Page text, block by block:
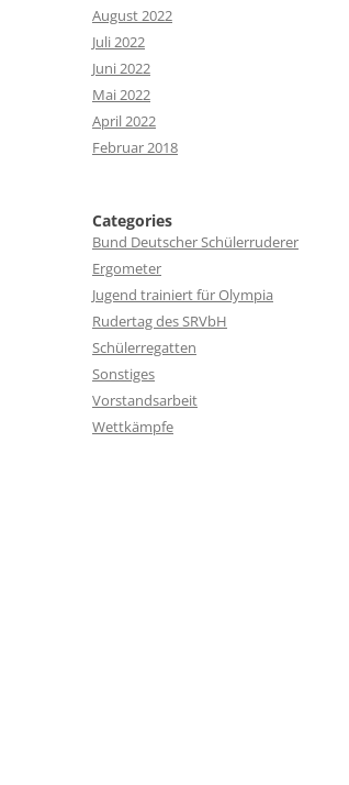
August 2022
Juli 2022
Juni 2022
Mai 2022
April 2022
Februar 2018
Categories
Bund Deutscher Schülerruderer
Ergometer
Jugend trainiert für Olympia
Rudertag des SRVbH
Schülerregatten
Sonstiges
Vorstandsarbeit
Wettkämpfe